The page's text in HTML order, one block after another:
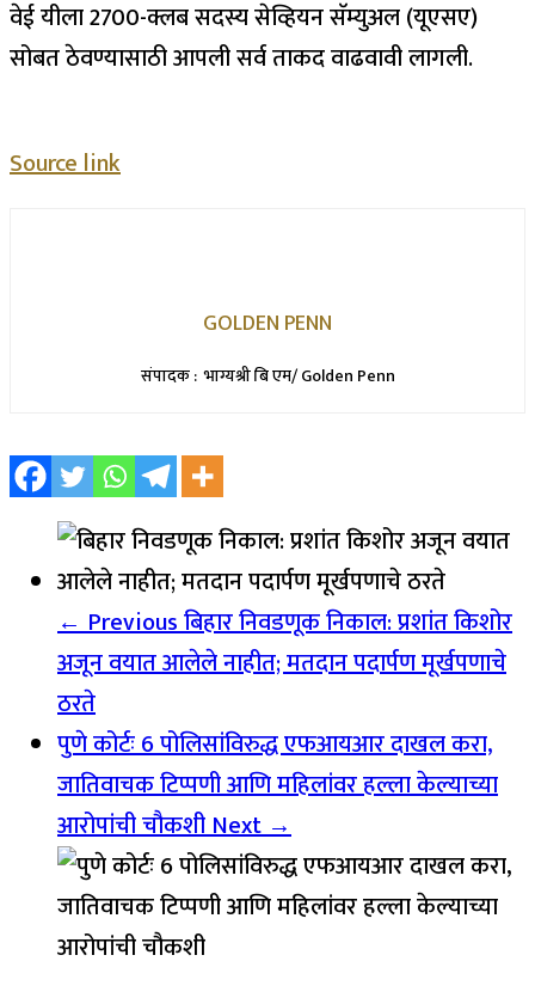
वेई यीला 2700-क्लब सदस्य सेव्हियन सॅम्युअल (यूएसए)
सोबत ठेवण्यासाठी आपली सर्व ताकद वाढवावी लागली.
Source link
GOLDEN PENN
संपादक : भाग्यश्री बि एम/ Golden Penn
← Previousबिहार निवडणूक निकाल: प्रशांत किशोर
अजून वयात आलेले नाहीत; मतदान पदार्पण मूर्खपणाचे
ठरते
पुणे कोर्टः 6 पोलिसांविरुद्ध एफआयआर दाखल करा,
जातिवाचक टिप्पणी आणि महिलांवर हल्ला केल्याच्या
आरोपांची चौकशीNext →